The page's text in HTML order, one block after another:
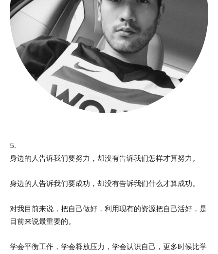
5.
身边的人告诉我们要努力，却没有告诉我们怎样才算努力。
身边的人告诉我们要成功，却没有告诉我们什么才算成功。
对我目前来说，把自己做好，利用现有的资源把自己活好，是
目前来说最重要的。
学会平衡工作，学会释放压力，学会认识自己，更多时候比学